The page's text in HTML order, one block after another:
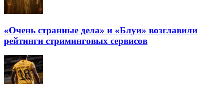
«Очень странные дела» и «Блуи» возглавили
рейтинги стриминговых сервисов